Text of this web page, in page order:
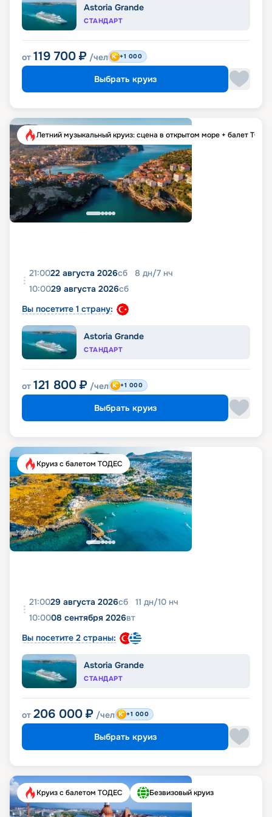
Astoria Grande
СТАНДАРТ
от 119 700 ₽ /чел +1 000
Выбрать круиз
Летний музыкальный круиз: сцена в открытом море + балет
21:0022 августа 2026сб 8 дн/7 нч
10:0029 августа 2026сб
Вы посетите 1 страну:
Astoria Grande
СТАНДАРТ
от 121 800 ₽ /чел +1 000
Выбрать круиз
Круиз с балетом ТОДЕС
21:0029 августа 2026сб 11 дн/10 нч
10:0008 сентября 2026вт
Вы посетите 2 страны:
Astoria Grande
СТАНДАРТ
от 206 000 ₽ /чел +1 000
Выбрать круиз
Круиз с балетом ТОДЕС Безвизовый круиз